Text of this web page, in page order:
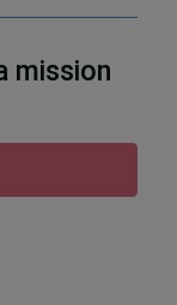
mission